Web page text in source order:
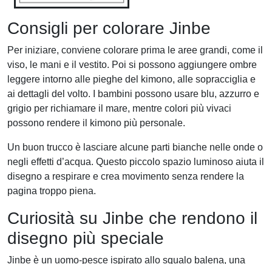
Consigli per colorare Jinbe
Per iniziare, conviene colorare prima le aree grandi, come il
viso, le mani e il vestito. Poi si possono aggiungere ombre
leggere intorno alle pieghe del kimono, alle sopracciglia e
ai dettagli del volto. I bambini possono usare blu, azzurro e
grigio per richiamare il mare, mentre colori più vivaci
possono rendere il kimono più personale.
Un buon trucco è lasciare alcune parti bianche nelle onde o
negli effetti d’acqua. Questo piccolo spazio luminoso aiuta il
disegno a respirare e crea movimento senza rendere la
pagina troppo piena.
Curiosità su Jinbe che rendono il
disegno più speciale
Jinbe è un uomo-pesce ispirato allo squalo balena, una